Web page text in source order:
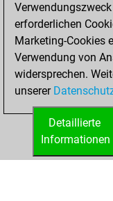
erforderlichen
Marketing-Cookies
Verwendung von
widersprechen.
unserer
Detaillierte
Informationen